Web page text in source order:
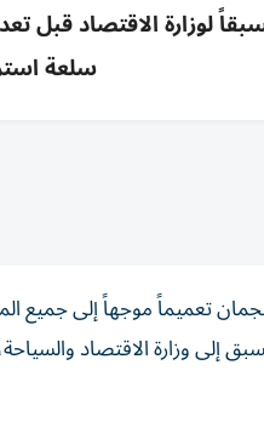
سلعة
تعميماً موجهاً إلى جميع
إلى وزارة الاقتصاد